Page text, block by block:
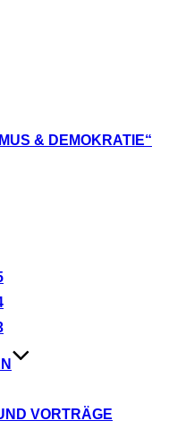
& DEMOKRATIE“
VORTRÄGE